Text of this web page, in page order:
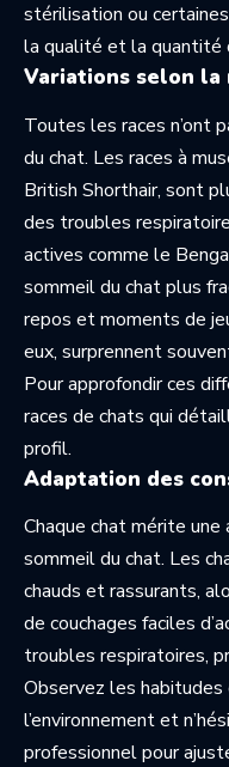
stérilisation ou
la qualité et la quantité
Variations selon
Toutes les races n’ont
du chat. Les races à
British Shorthair, sont
des troubles
actives comme le
sommeil du chat plus
repos et moments de
eux, surprennent
Pour approfondir ces
races de chats qui
profil.
Adaptation des
Chaque chat mérite
sommeil du chat. Les
chauds et rassurants,
de couchages faciles
troubles respiratoires,
Observez les
l’environnement et
professionnel pour